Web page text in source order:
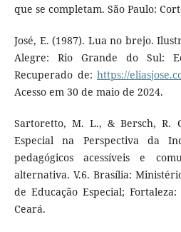
que se completam. São Paulo:
José, E. (1987). Lua no brejo.
Alegre: Rio Grande do Sul:
Recuperado de:https://
Acesso em 30 de maio de 2024.
Sartoretto, M. L., & Bersch, R.
Especial na Perspectiva da
pedagógicos acessíveis e
alternativa. V.6. Brasília:
de Educação Especial;
Ceará.